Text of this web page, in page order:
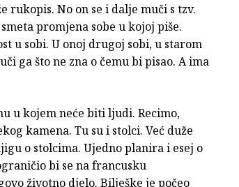
rukopis. No on se i dalje muči s tzv.
promjena sobe u kojoj piše.
u sobi. U onoj drugoj sobi, u starom
ga što ne zna o čemu bi pisao. A ima
u kojem neće biti ljudi. Recimo,
kamena. Tu su i stolci. Već duže
o stolcima. Ujedno planira i esej o
bi se na francusku
životno djelo. Bilješke je počeo